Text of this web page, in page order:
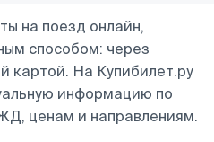
на поезд онлайн,
способом: через
картой. На Купибилет.ру
информацию по
ценам и направлениям.